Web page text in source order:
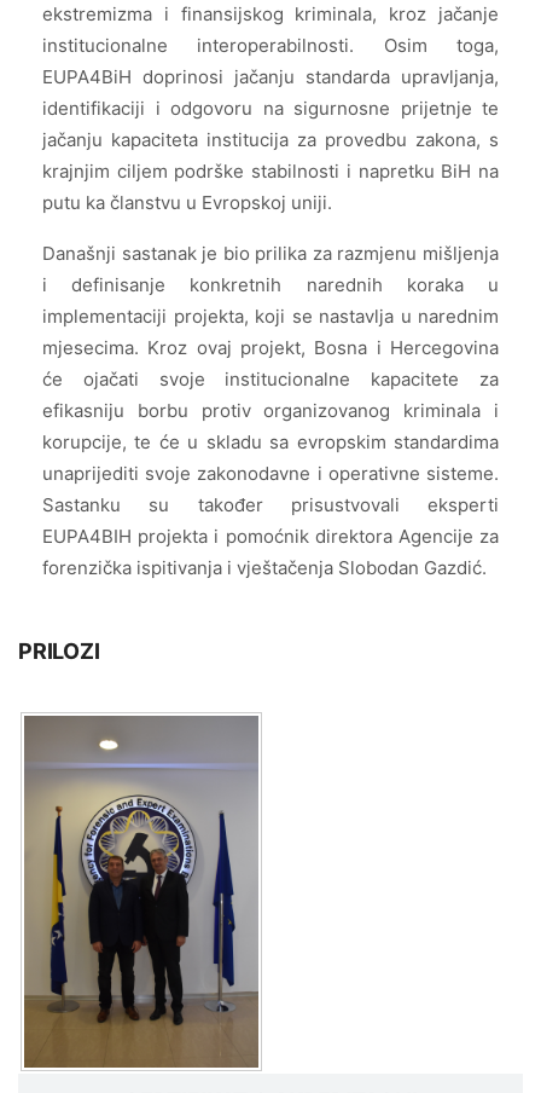
ekstremizma i finansijskog kriminala, kroz jačanje
institucionalne interoperabilnosti. Osim toga,
EUPA4BiH doprinosi jačanju standarda upravljanja,
identifikaciji i odgovoru na sigurnosne prijetnje te
jačanju kapaciteta institucija za provedbu zakona, s
krajnjim ciljem podrške stabilnosti i napretku BiH na
putu ka članstvu u Evropskoj uniji.
Današnji sastanak je bio prilika za razmjenu mišljenja
i definisanje konkretnih narednih koraka u
implementaciji projekta, koji se nastavlja u narednim
mjesecima. Kroz ovaj projekt, Bosna i Hercegovina
će ojačati svoje institucionalne kapacitete za
efikasniju borbu protiv organizovanog kriminala i
korupcije, te će u skladu sa evropskim standardima
unaprijediti svoje zakonodavne i operativne sisteme.
Sastanku su također prisustvovali eksperti
EUPA4BIH projekta i pomoćnik direktora Agencije za
forenzička ispitivanja i vještačenja Slobodan Gazdić.
PRILOZI